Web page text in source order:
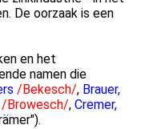
De oorzaak is een
en het
namen die
/Bekesch/, Brauer,
/Browesch/, Cremer,